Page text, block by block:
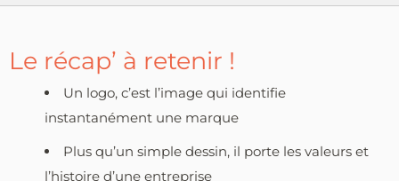
Le récap’ à retenir !
Un logo, c’est l’image qui identifie
instantanément une marque
Plus qu’un simple dessin, il porte les valeurs et
l’histoire d’une entreprise